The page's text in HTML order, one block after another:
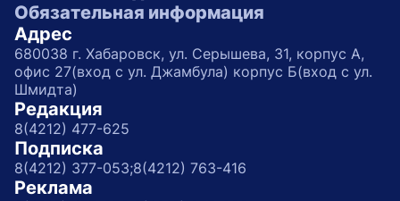
Обязательная информация
Адрес
680038 г. Хабаровск, ул. Серышева, 31, корпус А,
офис 27(вход с ул. Джамбула) корпус Б(вход с ул.
Шмидта)
Редакция
8(4212) 477-625
Подписка
8(4212) 377-053;8(4212) 763-416
Реклама